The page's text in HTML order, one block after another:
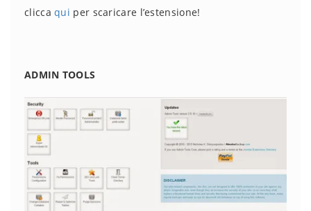
cliccaqui per scaricare l’estensione!
ADMIN TOOLS